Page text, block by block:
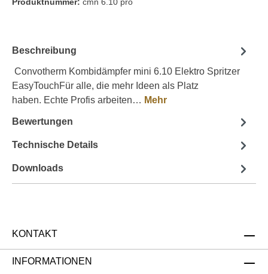
Beschreibung
Convotherm Kombidämpfer mini 6.10 Elektro Spritzer
EasyTouchFür alle, die mehr Ideen als Platz
haben. Echte Profis arbeiten… Mehr
Bewertungen
Technische Details
Downloads
KONTAKT
INFORMATIONEN